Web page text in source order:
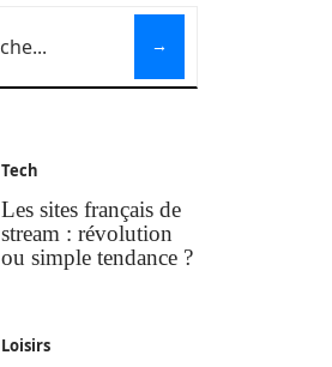
Tech
Les sites français de
stream : révolution
ou simple tendance ?
Loisirs